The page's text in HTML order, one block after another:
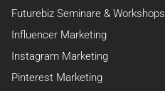
Futurebiz Seminare & Workshops
Influencer Marketing
Instagram Marketing
Pinterest Marketing